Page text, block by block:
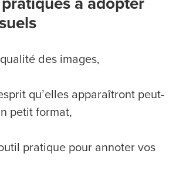
pratiques à adopter
des images,
qu’elles apparaîtront peut-
petit format,
pratique pour annoter vos